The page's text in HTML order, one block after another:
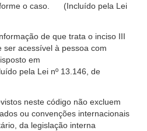
o caso. (Incluído pela Lei
de que trata o inciso III
acessível à pessoa com
em
Lei nº 13.146, de
neste código não excluem
ou convenções internacionais
da legislação interna